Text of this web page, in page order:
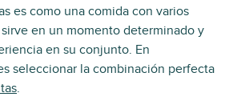
es como una comida con varios
en un momento determinado y
en su conjunto. En
seleccionar la combinación perfecta
.